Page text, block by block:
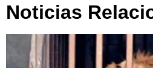
Noticias